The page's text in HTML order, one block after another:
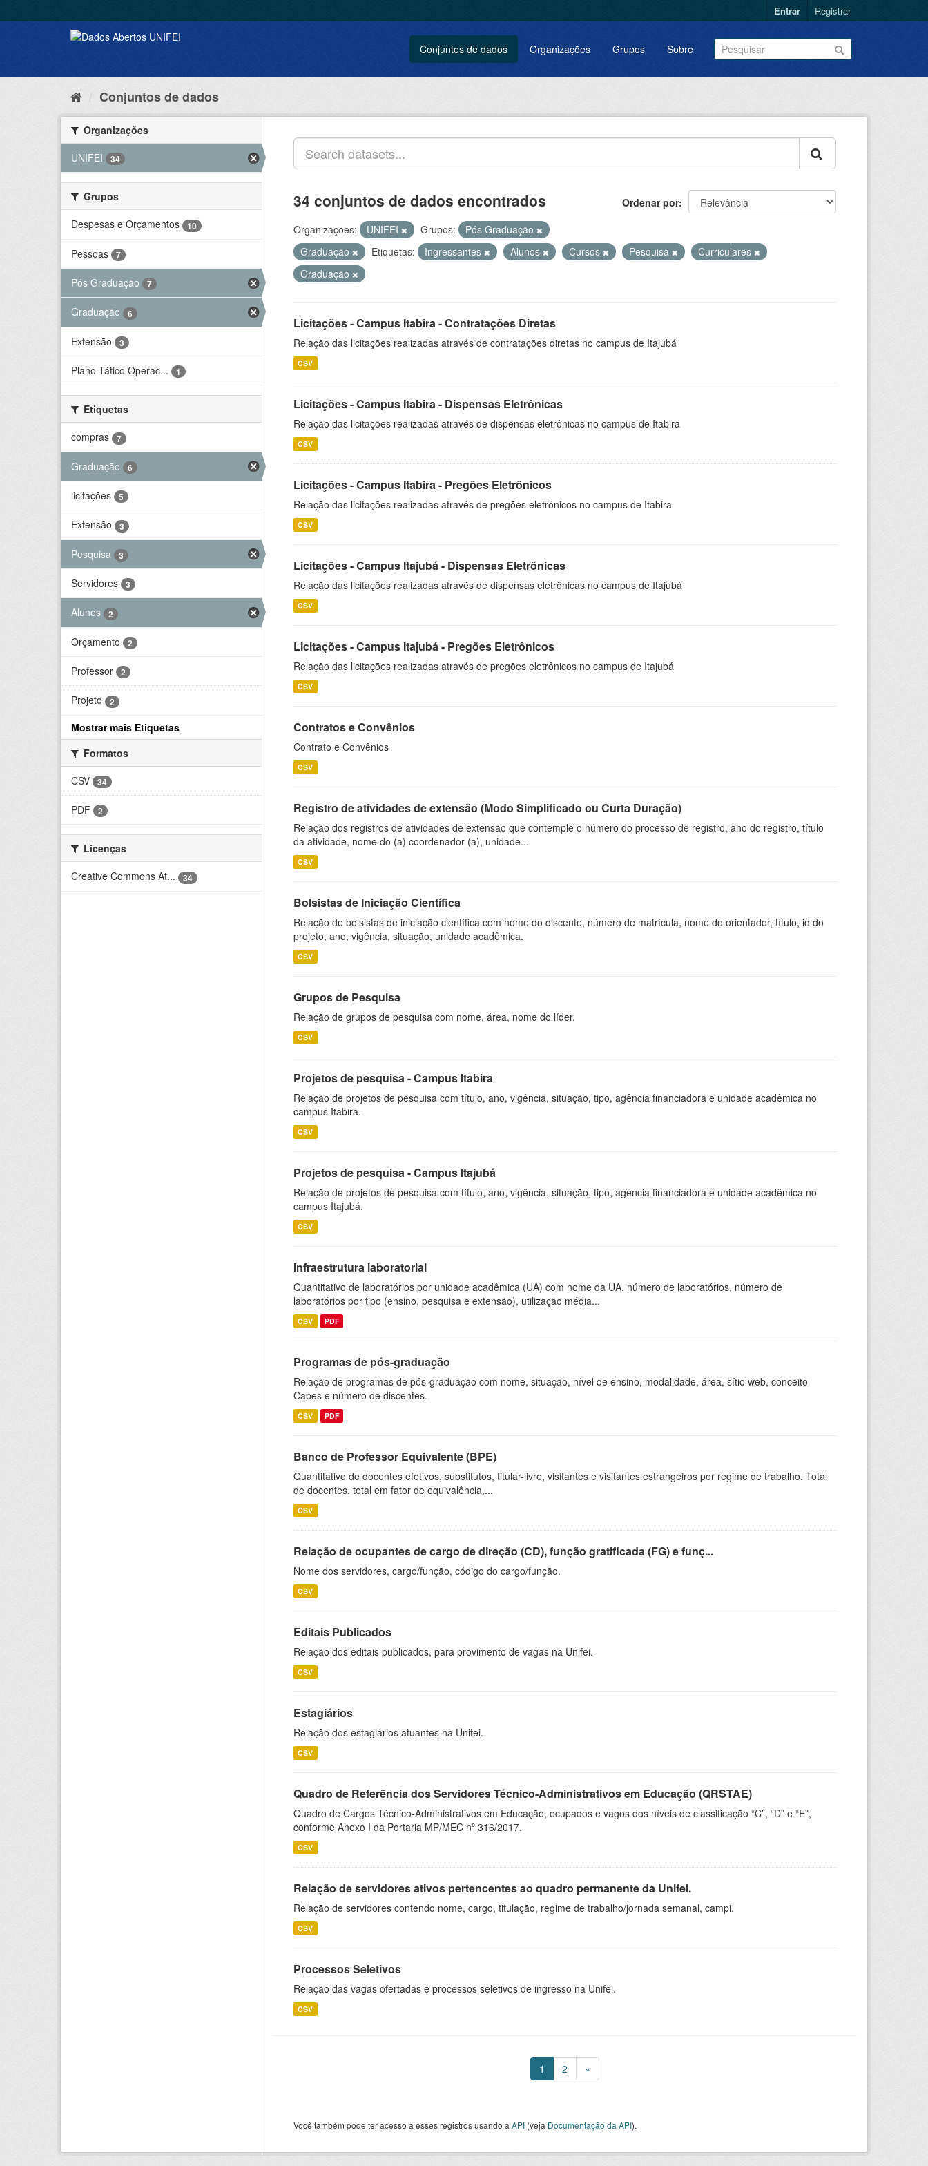
Entrar Registrar
Conjuntos de dados Organizações Grupos Sobre
Conjuntos de dados
Organizações
UNIFEI
34
Grupos
Despesas e Orçamentos
10
Pessoas 7
Pós Graduação 7
Graduação 6
Extensão 3
Plano Tático Operac... 1
Etiquetas
compras
7
Graduação 6
licitações 5
Extensão 3
Pesquisa 3
Servidores 3
Alunos 2
Orçamento 2
Professor 2
Projeto 2
Mostrar mais Etiquetas
Formatos
CSV
34
PDF 2
Licenças
Creative Commons At...
34
Ordenar por
34 conjuntos de dados encontrados
Organizações: UNIFEI Grupos:
Pós Graduação
Graduação
Etiquetas: Ingressantes Alunos Cursos Pesquisa
Curriculares
Graduação
Licitações - Campus Itabira - Contratações Diretas
Relação das licitações realizadas através de contratações diretas no campus de Itajubá
CSV
Licitações - Campus Itabira - Dispensas Eletrônicas
Relação das licitações realizadas através de dispensas eletrônicas no campus de Itabira
CSV
Licitações - Campus Itabira - Pregões Eletrônicos
Relação das licitações realizadas através de pregões eletrônicos no campus de Itabira
CSV
Licitações - Campus Itajubá - Dispensas Eletrônicas
Relação das licitações realizadas através de dispensas eletrônicas no campus de Itajubá
CSV
Licitações - Campus Itajubá - Pregões Eletrônicos
Relação das licitações realizadas através de pregões eletrônicos no campus de Itajubá
CSV
Contratos e Convênios
Contrato e Convênios
CSV
Registro de atividades de extensão (Modo Simplificado ou Curta Duração)
Relação dos registros de atividades de extensão que contemple o número do processo de registro, ano do registro, título
da atividade, nome do (a) coordenador (a), unidade...
CSV
Bolsistas de Iniciação Científica
Relação de bolsistas de iniciação científica com nome do discente, número de matrícula, nome do orientador, título, id do
projeto, ano, vigência, situação, unidade acadêmica.
CSV
Grupos de Pesquisa
Relação de grupos de pesquisa com nome, área, nome do líder.
CSV
Projetos de pesquisa - Campus Itabira
Relação de projetos de pesquisa com título, ano, vigência, situação, tipo, agência financiadora e unidade acadêmica no
campus Itabira.
CSV
Projetos de pesquisa - Campus Itajubá
Relação de projetos de pesquisa com título, ano, vigência, situação, tipo, agência financiadora e unidade acadêmica no
campus Itajubá.
CSV
Infraestrutura laboratorial
Quantitativo de laboratórios por unidade acadêmica (UA) com nome da UA, número de laboratórios, número de
laboratórios por tipo (ensino, pesquisa e extensão), utilização média...
CSV PDF
Programas de pós-graduação
Relação de programas de pós-graduação com nome, situação, nível de ensino, modalidade, área, sítio web, conceito
Capes e número de discentes.
CSV PDF
Banco de Professor Equivalente (BPE)
Quantitativo de docentes efetivos, substitutos, titular-livre, visitantes e visitantes estrangeiros por regime de trabalho. Total
de docentes, total em fator de equivalência,...
CSV
Relação de ocupantes de cargo de direção (CD), função gratificada (FG) e funç...
Nome dos servidores, cargo/função, código do cargo/função.
CSV
Editais Publicados
Relação dos editais publicados, para provimento de vagas na Unifei.
CSV
Estagiários
Relação dos estagiários atuantes na Unifei.
CSV
Quadro de Referência dos Servidores Técnico-Administrativos em Educação (QRSTAE)
Quadro de Cargos Técnico-Administrativos em Educação, ocupados e vagos dos níveis de classificação “C”, “D” e “E”,
conforme Anexo I da Portaria MP/MEC nº 316/2017.
CSV
Relação de servidores ativos pertencentes ao quadro permanente da Unifei.
Relação de servidores contendo nome, cargo, titulação, regime de trabalho/jornada semanal, campi.
CSV
Processos Seletivos
Relação das vagas ofertadas e processos seletivos de ingresso na Unifei.
CSV
1 2 »
Você também pode ter acesso a esses registros usando a API (veja Documentação da API).